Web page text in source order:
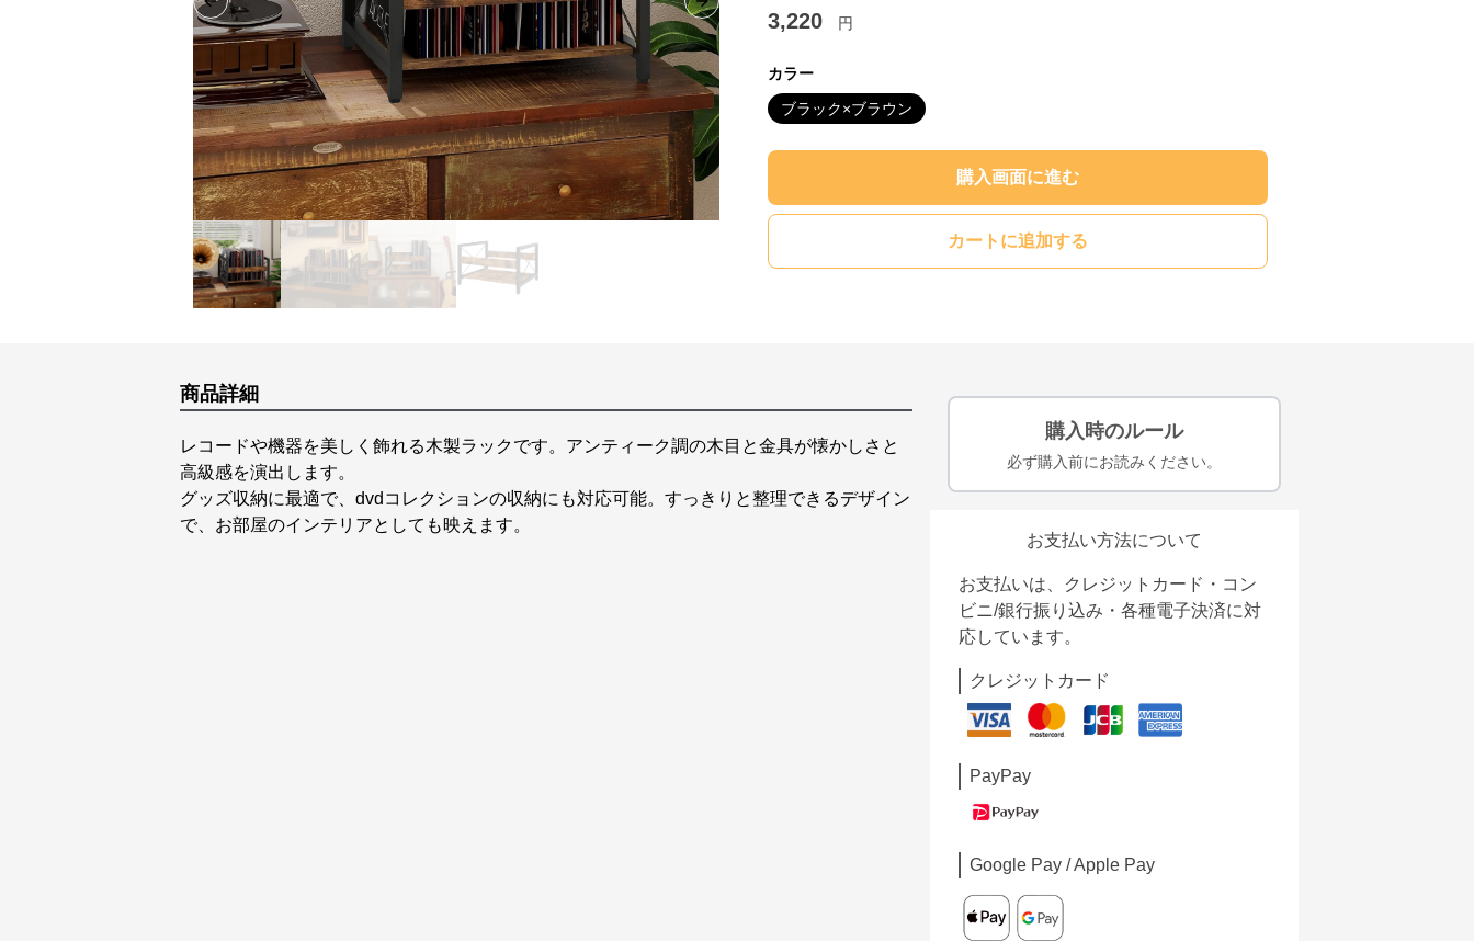
Previous slide Next slide 3,220 円
カラー
ブラック×ブラウン
購入画面に進む
カートに追加する
商品詳細
レコードや機器を美しく飾れる木製ラックです。アンティーク調の木目と金具が懐かしさと
高級感を演出します。
グッズ収納に最適で、dvdコレクションの収納にも対応可能。すっきりと整理できるデザイン
で、お部屋のインテリアとしても映えます。
購入時のルール
必ず購入前にお読みください。
お支払い方法について
お支払いは、クレジットカード・コン
ビニ/銀行振り込み・各種電子決済に対
応しています。
クレジットカード
PayPay
Google Pay / Apple Pay